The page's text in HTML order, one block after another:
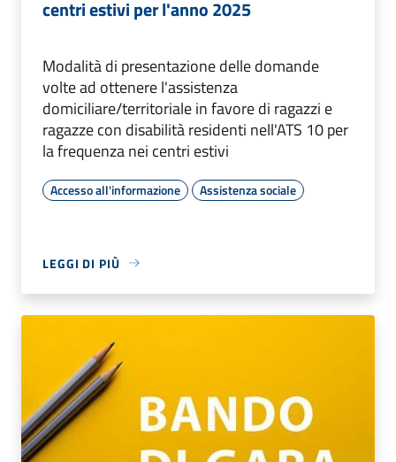
centri estivi per l'anno 2025
Modalità di presentazione delle domande
volte ad ottenere l'assistenza
domiciliare/territoriale in favore di ragazzi e
ragazze con disabilità residenti nell'ATS 10 per
la frequenza nei centri estivi
Accesso all'informazione Assistenza sociale
LEGGI DI PIÙ